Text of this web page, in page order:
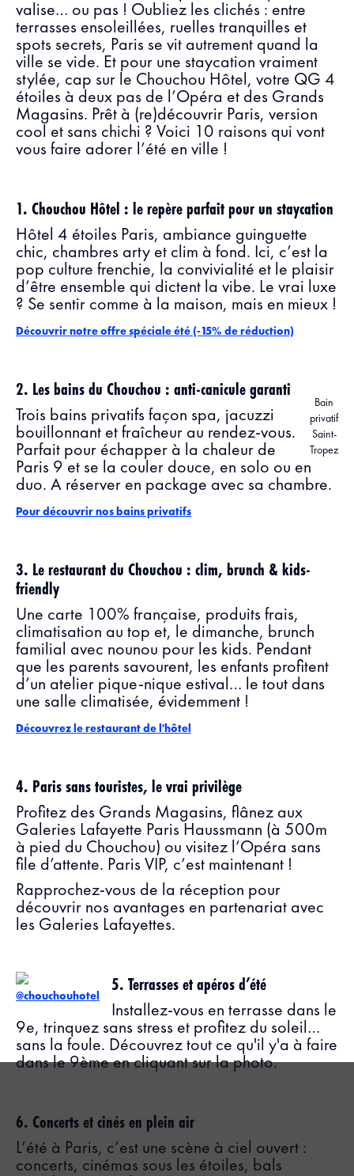
valise… ou pas ! Oubliez les clichés : entre
terrasses ensoleillées, ruelles tranquilles et
spots secrets, Paris se vit autrement quand la
ville se vide. Et pour une staycation vraiment
stylée, cap sur le Chouchou Hôtel, votre QG 4
étoiles à deux pas de l’Opéra et des Grands
Magasins. Prêt à (re)découvrir Paris, version
cool et sans chichi ? Voici 10 raisons qui vont
vous faire adorer l’été en ville !
1. Chouchou Hôtel : le repère parfait pour un staycation
Hôtel 4 étoiles Paris, ambiance guinguette
chic, chambres arty et clim à fond. Ici, c’est la
pop culture frenchie, la convivialité et le plaisir
d’être ensemble qui dictent la vibe. Le vrai luxe
? Se sentir comme à la maison, mais en mieux !
Découvrir notre offre spéciale été (-15% de réduction)
Bain
privatif
Saint-
Tropez
2. Les bains du Chouchou : anti-canicule garanti
Trois bains privatifs façon spa, jacuzzi
bouillonnant et fraîcheur au rendez-vous.
Parfait pour échapper à la chaleur de
Paris 9 et se la couler douce, en solo ou en
duo. A réserver en package avec sa chambre.
Pour découvrir nos bains privatifs
3. Le restaurant du Chouchou : clim, brunch & kids-
friendly
Une carte 100% française, produits frais,
climatisation au top et, le dimanche, brunch
familial avec nounou pour les kids. Pendant
que les parents savourent, les enfants profitent
d’un atelier pique-nique estival… le tout dans
une salle climatisée, évidemment !
Découvrez le restaurant de l'hôtel
4. Paris sans touristes, le vrai privilège
Profitez des Grands Magasins, flânez aux
Galeries Lafayette Paris Haussmann (à 500m
à pied du Chouchou) ou visitez l’Opéra sans
file d’attente. Paris VIP, c’est maintenant !
Rapprochez-vous de la réception pour
découvrir nos avantages en partenariat avec
les Galeries Lafayettes.
@chouchouhotel
5. Terrasses et apéros d’été
Installez-vous en terrasse dans le
9e, trinquez sans stress et profitez du soleil…
sans la foule. Découvrez tout ce qu'il y'a à faire
dans le 9ème en cliquant sur la photo.
6. Concerts et cinés en plein air
L’été à Paris, c’est une scène à ciel ouvert :
concerts, cinémas sous les étoiles, bals